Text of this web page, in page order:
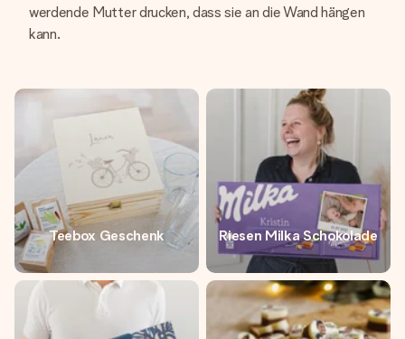
werdende Mutter drucken, dass sie an die Wand hängen
kann.
Teebox Geschenk Riesen Milka Schokolade